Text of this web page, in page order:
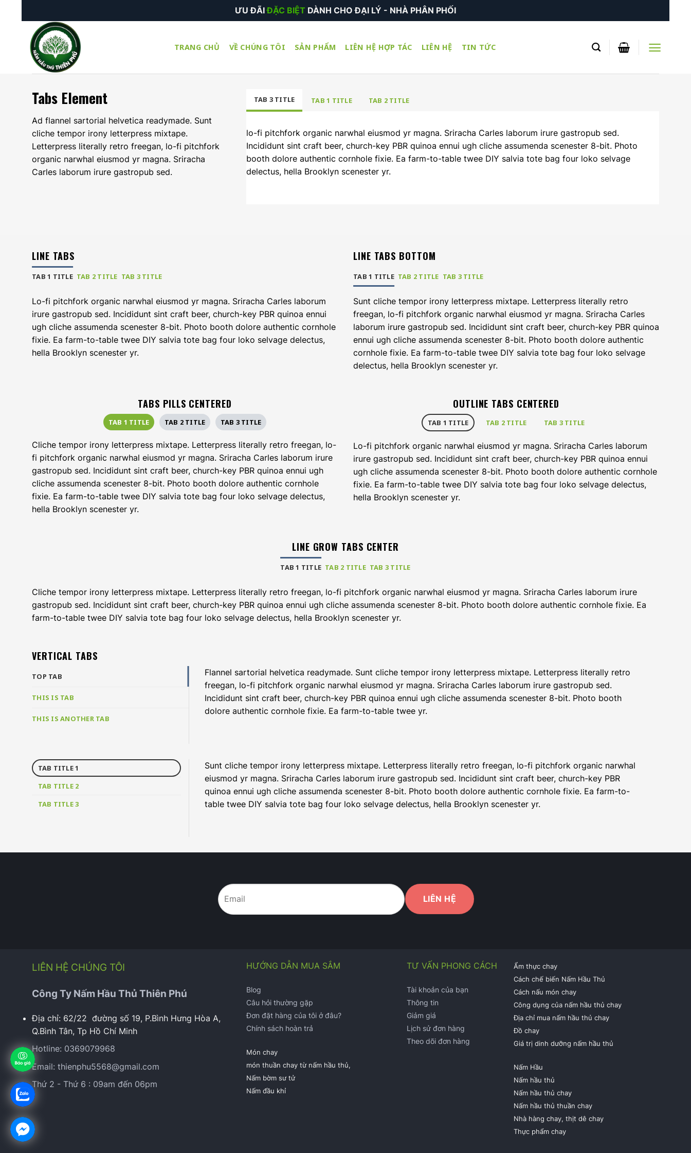
ƯU ĐÃIĐẶC BIỆT DÀNH CHO ĐẠI LÝ - NHÀ PHÂN PHỐI
TRANG CHỦ VỀ CHÚNG TÔI SẢN PHẨM LIÊN HỆ HỢP TÁC LIÊN HỆ TIN TỨC
Tabs Element
Ad flannel sartorial helvetica readymade. Sunt
cliche tempor irony letterpress mixtape.
Letterpress literally retro freegan, lo-fi pitchfork
organic narwhal eiusmod yr magna. Sriracha
Carles laborum irure gastropub sed.
TAB 3 TITLE TAB 1 TITLE TAB 2 TITLE
lo-fi pitchfork organic narwhal eiusmod yr magna. Sriracha Carles laborum irure gastropub sed.
Incididunt sint craft beer, church-key PBR quinoa ennui ugh cliche assumenda scenester 8-bit. Photo
booth dolore authentic cornhole fixie. Ea farm-to-table twee DIY salvia tote bag four loko selvage
delectus, hella Brooklyn scenester yr.
LINE TABS
TAB 1 TITLE TAB 2 TITLE TAB 3 TITLE
Lo-fi pitchfork organic narwhal eiusmod yr magna. Sriracha Carles laborum
irure gastropub sed. Incididunt sint craft beer, church-key PBR quinoa ennui
ugh cliche assumenda scenester 8-bit. Photo booth dolore authentic cornhole
fixie. Ea farm-to-table twee DIY salvia tote bag four loko selvage delectus,
hella Brooklyn scenester yr.
LINE TABS BOTTOM
TAB 1 TITLE TAB 2 TITLE TAB 3 TITLE
Sunt cliche tempor irony letterpress mixtape. Letterpress literally retro
freegan, lo-fi pitchfork organic narwhal eiusmod yr magna. Sriracha Carles
laborum irure gastropub sed. Incididunt sint craft beer, church-key PBR quinoa
ennui ugh cliche assumenda scenester 8-bit. Photo booth dolore authentic
cornhole fixie. Ea farm-to-table twee DIY salvia tote bag four loko selvage
delectus, hella Brooklyn scenester yr.
TABS PILLS CENTERED
TAB 1 TITLE TAB 2 TITLE TAB 3 TITLE
Cliche tempor irony letterpress mixtape. Letterpress literally retro freegan, lo-
fi pitchfork organic narwhal eiusmod yr magna. Sriracha Carles laborum irure
gastropub sed. Incididunt sint craft beer, church-key PBR quinoa ennui ugh
cliche assumenda scenester 8-bit. Photo booth dolore authentic cornhole
fixie. Ea farm-to-table twee DIY salvia tote bag four loko selvage delectus,
hella Brooklyn scenester yr.
OUTLINE TABS CENTERED
TAB 1 TITLE TAB 2 TITLE TAB 3 TITLE
Lo-fi pitchfork organic narwhal eiusmod yr magna. Sriracha Carles laborum
irure gastropub sed. Incididunt sint craft beer, church-key PBR quinoa ennui
ugh cliche assumenda scenester 8-bit. Photo booth dolore authentic cornhole
fixie. Ea farm-to-table twee DIY salvia tote bag four loko selvage delectus,
hella Brooklyn scenester yr.
LINE GROW TABS CENTER
TAB 1 TITLE TAB 2 TITLE TAB 3 TITLE
Cliche tempor irony letterpress mixtape. Letterpress literally retro freegan, lo-fi pitchfork organic narwhal eiusmod yr magna. Sriracha Carles laborum irure
gastropub sed. Incididunt sint craft beer, church-key PBR quinoa ennui ugh cliche assumenda scenester 8-bit. Photo booth dolore authentic cornhole fixie. Ea
farm-to-table twee DIY salvia tote bag four loko selvage delectus, hella Brooklyn scenester yr.
VERTICAL TABS
TOP TAB
THIS IS TAB
THIS IS ANOTHER TAB
Flannel sartorial helvetica readymade. Sunt cliche tempor irony letterpress mixtape. Letterpress literally retro
freegan, lo-fi pitchfork organic narwhal eiusmod yr magna. Sriracha Carles laborum irure gastropub sed.
Incididunt sint craft beer, church-key PBR quinoa ennui ugh cliche assumenda scenester 8-bit. Photo booth
dolore authentic cornhole fixie. Ea farm-to-table twee yr.
TAB TITLE 1
TAB TITLE 2
TAB TITLE 3
Sunt cliche tempor irony letterpress mixtape. Letterpress literally retro freegan, lo-fi pitchfork organic narwhal
eiusmod yr magna. Sriracha Carles laborum irure gastropub sed. Incididunt sint craft beer, church-key PBR
quinoa ennui ugh cliche assumenda scenester 8-bit. Photo booth dolore authentic cornhole fixie. Ea farm-to-
table twee DIY salvia tote bag four loko selvage delectus, hella Brooklyn scenester yr.
LIÊN HỆ CHÚNG TÔI
Công Ty Nấm Hầu Thủ Thiên Phú
Địa chỉ: 62/22 đường số 19, P.Bình Hưng Hòa A,
Q.Bình Tân, Tp Hồ Chí Minh
Hotline: 0369079968
Email: thienphu5568@gmail.com
Thứ 2 - Thứ 6 : 09am đến 06pm
HƯỚNG DẪN MUA SẮM
Blog
Câu hỏi thường gặp
Đơn đặt hàng của tôi ở đâu?
Chính sách hoàn trả
Món chay
món thuần chay từ nấm hầu thủ,
Nấm bờm sư tử
Nấm đầu khỉ
TƯ VẤN PHONG CÁCH
Tài khoản của bạn
Thông tin
Giảm giá
Lịch sử đơn hàng
Theo dõi đơn hàng
Ẩm thực chay
Cách chế biến Nấm Hầu Thủ
Cách nấu món chay
Công dụng của nấm hầu thủ chay
Địa chỉ mua nấm hầu thủ chay
Đồ chay
Giá trị dinh dưỡng nấm hầu thủ
Nấm Hầu
Nấm hầu thủ
Nấm hầu thủ chay
Nấm hầu thủ thuần chay
Nhà hàng chay,thịt dê chay
Thực phẩm chay